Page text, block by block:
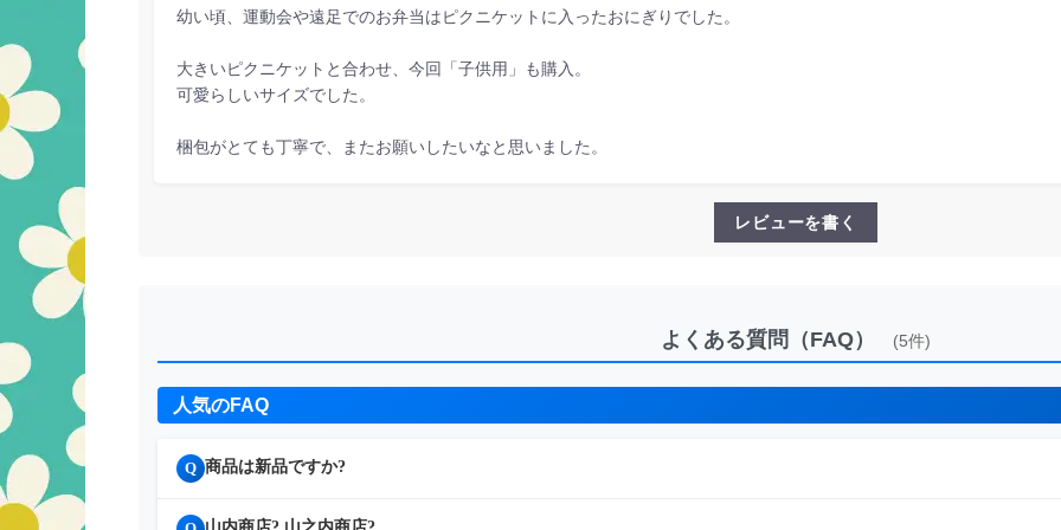
幼い頃、運動会や遠足でのお弁当はピクニケットに入ったおにぎりでした。
大きいピクニケットと合わせ、今回「子供用」も購入。
可愛らしいサイズでした。
梱包がとても丁寧で、またお願いしたいなと思いました。
レビューを書く
よくある質問（FAQ） (5件)
人気のFAQ
Q 商品は新品ですか?
山内商店? 山之内商店?